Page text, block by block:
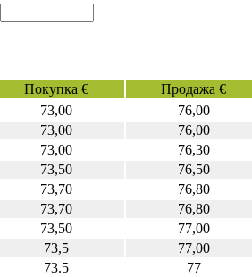
Покупка €
Продажа €
73,00
76,00
73,00
76,00
73,00
76,30
73,50
76,50
73,70
76,80
73,70
76,80
73,50
77,00
73,5
77,00
73.5
77